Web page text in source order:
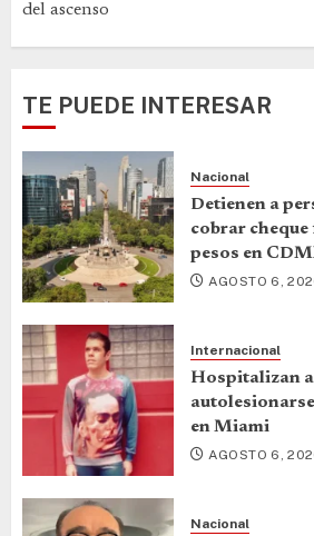
del ascenso
TE PUEDE INTERESAR
Nacional
Detienen a
cobrar
pesos en
AGOSTO 6,
Internacional
Hospitalizan
en Miami
AGOSTO 6,
Nacional